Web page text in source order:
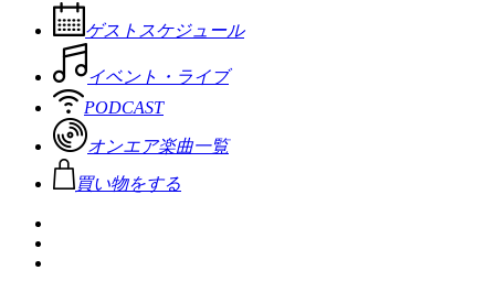
ゲストスケジュール
イベント・ライブ
PODCAST
オンエア楽曲一覧
買い物をする